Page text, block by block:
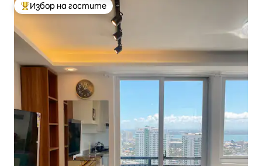
Най-популярен избор на гостите
Избор на гостите